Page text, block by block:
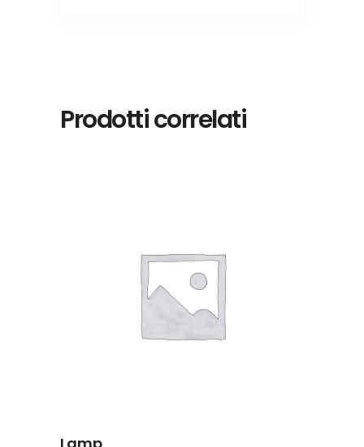
Prodotti correlati
AGGIUNGI
AL
CARRELLO